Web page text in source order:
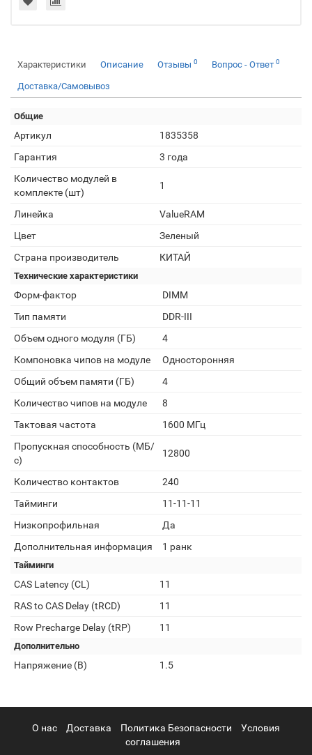
Характеристики Описание Отзывы 0 Вопрос - Ответ 0
Доставка/Самовывоз
Общие
Артикул
1835358
Гарантия
3 года
Количество модулей в
комплекте (шт)
1
Линейка
ValueRAM
Цвет
Зеленый
Страна производитель
КИТАЙ
Технические характеристики
Форм-фактор
DIMM
Тип памяти
DDR-III
Объем одного модуля (ГБ)
4
Компоновка чипов на модуле
Односторонняя
Общий объем памяти (ГБ)
4
Количество чипов на модуле
8
Тактовая частота
1600 МГц
Пропускная способность (МБ/
с)
12800
Количество контактов
240
Тайминги
11-11-11
Низкопрофильная
Да
Дополнительная информация
1 ранк
Тайминги
CAS Latency (CL)
11
RAS to CAS Delay (tRCD)
11
Row Precharge Delay (tRP)
11
Дополнительно
Напряжение (В) 1.5
О нас Доставка Политика Безопасности
Условия
соглашения